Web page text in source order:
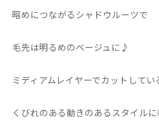
暗めにつながるシャドウルーツで
毛先は明るめのベージュに♪
ミディアムレイヤーでカットしてい
くびれのある動きのあるスタイル